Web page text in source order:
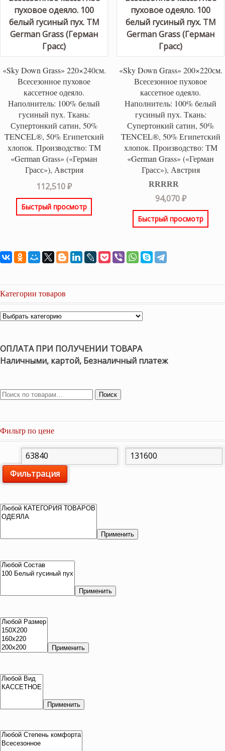
«Sky Down Grass» 220×240см.
Всесезонное пуховое
кассетное одеяло.
Наполнитель: 100% белый
гусиный пух. Ткань:
Супертонкий сатин, 50%
TENCEL®, 50% Египетский
хлопок. Производство: ТМ
«German Grass» («Герман
Грасс»), Австрия
112,510₽
Быстрый просмотр
«Sky Down Grass» 200×220см.
Всесезонное пуховое
кассетное одеяло.
Наполнитель: 100% белый
гусиный пух. Ткань:
Супертонкий сатин, 50%
TENCEL®, 50% Египетский
хлопок. Производство: ТМ
«German Grass» («Герман
Грасс»), Австрия
Оценка5.00
из 5
94,070₽
Быстрый просмотр
Категории товаров
ОПЛАТА ПРИ ПОЛУЧЕНИИ ТОВАРА
Наличными, картой, Безналичный платеж
Поиск
Фильтр по цене
Минимальная
цена
Максимальная
Фильтрация
Применить
Применить
Применить
Применить